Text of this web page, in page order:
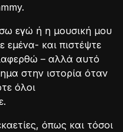
εγώ ή η μουσική μου
εμένα- και πιστέψτε
– αλλά αυτό
στην ιστορία όταν
όλοι
όπως και τόσοι